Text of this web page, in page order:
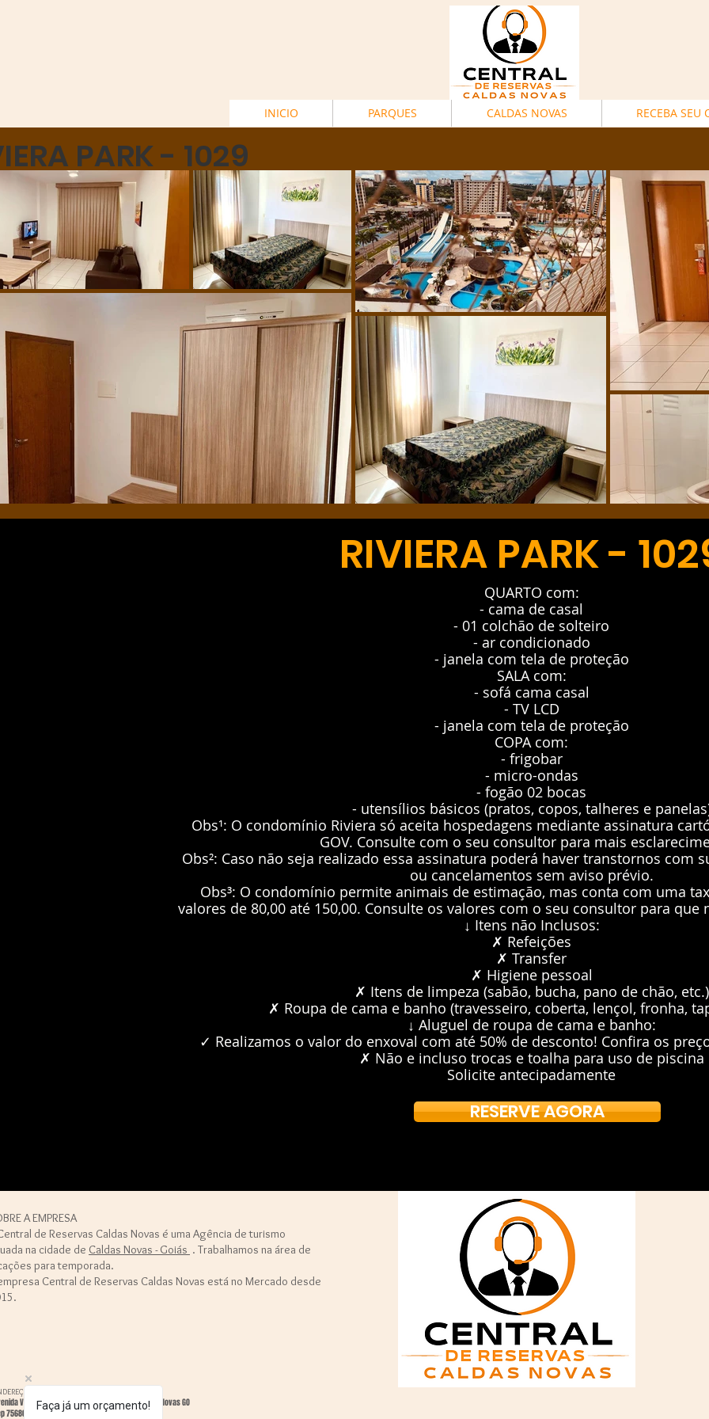
INICIO PARQUES CALDAS NOVAS RECEBA SEU
PARK - 1029
RIVIERA PARK -
QUARTO com:
- cama de casal
- 01 colchão de solteiro
- ar condicionado
- janela com tela de proteção
SALA com:
- sofá cama casal
- TV LCD
- janela com tela de proteção
COPA com:
- frigobar
- micro-ondas
- fogão 02 bocas
- utensílios básicos (pratos, copos, talheres e
Obs¹: O condomínio Riviera só aceita hospedagens mediante assinatura
GOV. Consulte com o seu consultor para mais
Obs²: Caso não seja realizado essa assinatura poderá haver transtornos com
ou cancelamentos sem aviso prévio.
Obs³: O condomínio permite animais de estimação, mas conta com uma
valores de 80,00 até 150,00. Consulte os valores com o seu consultor para
↓ Itens não Inclusos:
✗ Refeições
✗ Transfer
✗ Higiene pessoal
✗ Itens de limpeza (sabão, bucha, pano de chão, etc.)
✗ Roupa de cama e banho (travesseiro, coberta, lençol, fronha,
↓ Aluguel de roupa de cama e banho:
✓ Realizamos o valor do enxoval com até 50% de desconto! Confira os
✗ Não e incluso trocas e toalha para uso de piscina
Solicite antecipadamente
RESERVE AGORA
A EMPRESA
de Reservas Caldas Novas é uma Agência de turismo
na cidade de Caldas Novas - Goiás . Trabalhamos na área de
para temporada.
Central de Reservas Caldas Novas está no Mercado desde
Vera Cruz, Qd 34, Lt 1, nº98, São José, Caldas Novas GO
75680057
Faça já um orçamento!